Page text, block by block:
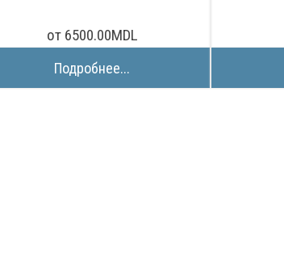
от 6500.00MDL
Подробнее...